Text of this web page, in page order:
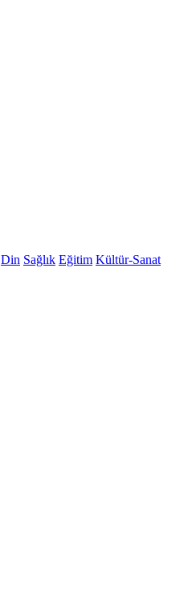
Din Sağlık Eğitim Kültür-Sanat